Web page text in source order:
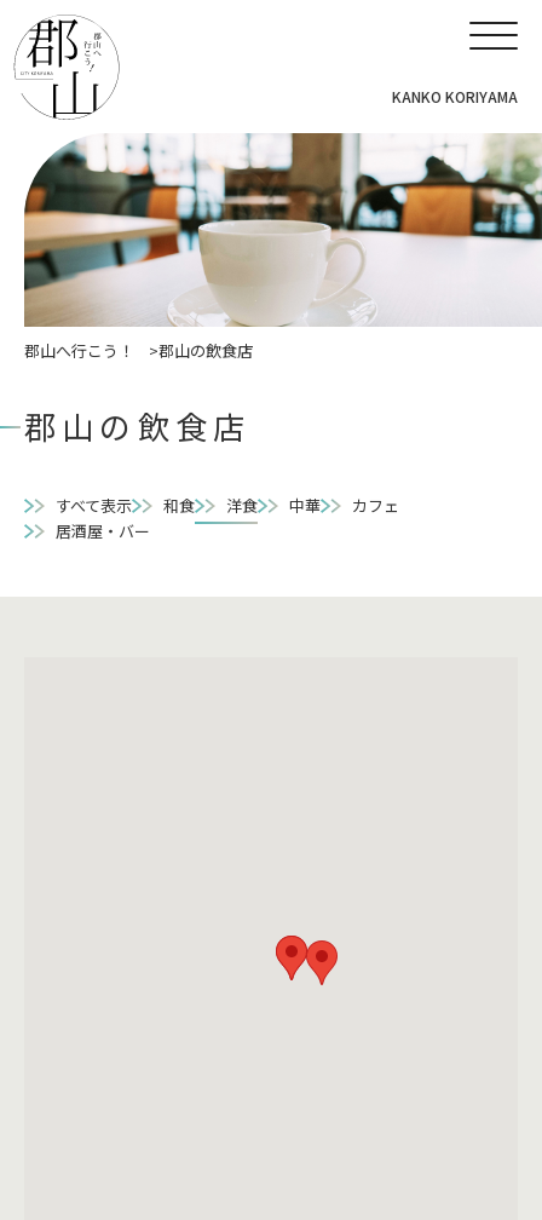
KANKO KORIYAMA
郡山へ行こう！ 郡山の飲食店
郡山の飲食店
すべて表示 和食 洋食 中華
カフェ
居酒屋・バー